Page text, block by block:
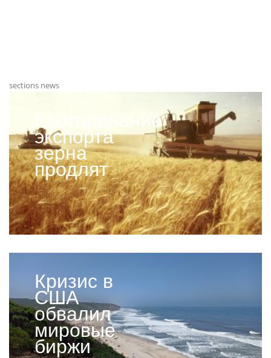
sections news
Квотирование
экспорта
зерна
продлят
Кризис в
США
обвалил
мировые
биржи